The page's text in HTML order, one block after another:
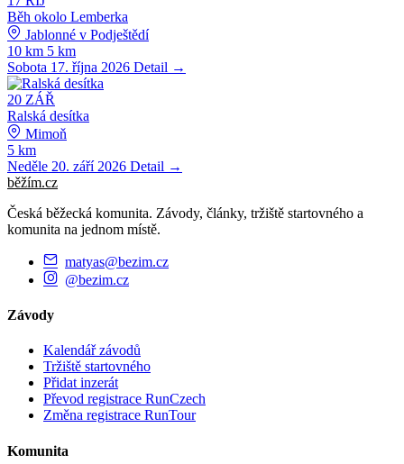
Běh okolo Lemberka
Jablonné v Podještědí
10 km 5 km
Sobota 17. října 2026 Detail →
20 ZÁŘ
Ralská desítka
Mimoň
5 km
Neděle 20. září 2026 Detail →
běžím.cz
Česká běžecká komunita. Závody, články, tržiště startovného a
komunita na jednom místě.
matyas@bezim.cz
@bezim.cz
Závody
Kalendář závodů
Tržiště startovného
Přidat inzerát
Převod registrace RunCzech
Změna registrace RunTour
Komunita